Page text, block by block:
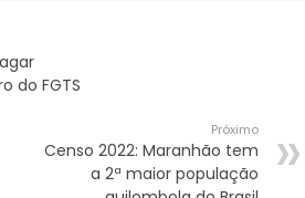
do FGTS
Próximo
Censo 2022: Maranhão tem
a 2ª maior população